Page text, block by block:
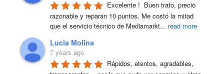
Excelente !  Buen trato, precio
razonable y reparan 10 puntos. Me costó la mitad
que el servicio técnico de Mediamarkt... read more
Lucia Molina
7 years ago
Rápidos, atentos, agradables,